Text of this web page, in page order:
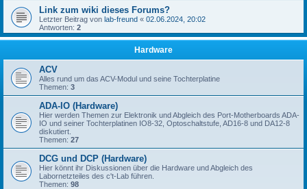
Link zum wiki dieses Forums?
Letzter Beitrag von lab-freund « 02.06.2024, 20:02
Antworten: 2
Hardware
ACV
Alles rund um das ACV-Modul und seine Tochterplatine
Themen: 3
ADA-IO (Hardware)
Hier werden Themen zur Elektronik und Abgleich des Port-Motherboards ADA-
IO und seiner Tochterplatinen IO8-32, Optoschaltstufe, AD16-8 und DA12-8
diskutiert.
Themen: 27
DCG und DCP (Hardware)
Hier könnt ihr Diskussionen über die Hardware und Abgleich des
Labornetzteiles des c't-Lab führen.
Themen: 98